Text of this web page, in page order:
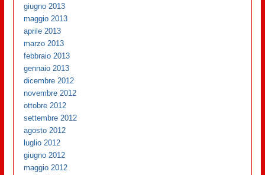
giugno 2013
maggio 2013
aprile 2013
marzo 2013
febbraio 2013
gennaio 2013
dicembre 2012
novembre 2012
ottobre 2012
settembre 2012
agosto 2012
luglio 2012
giugno 2012
maggio 2012